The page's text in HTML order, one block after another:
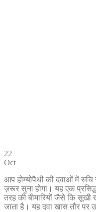
22
Oct
आप होम्योपैथी की दवाओं में
ज़रूर सुना होगा। यह एक
तरह की बीमारियों जैसे कि सूखी
जाता है। यह दवा खास तौर पर